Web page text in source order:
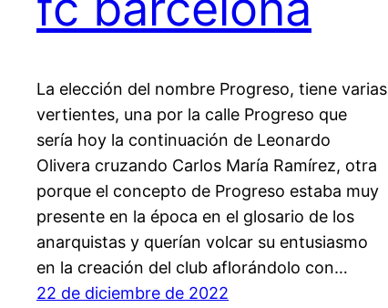
La elección del nombre Progreso, tiene varias
vertientes, una por la calle Progreso que
sería hoy la continuación de Leonardo
Olivera cruzando Carlos María Ramírez, otra
porque el concepto de Progreso estaba muy
presente en la época en el glosario de los
anarquistas y querían volcar su entusiasmo
en la creación del club aflorándolo con…
22 de diciembre de 2022